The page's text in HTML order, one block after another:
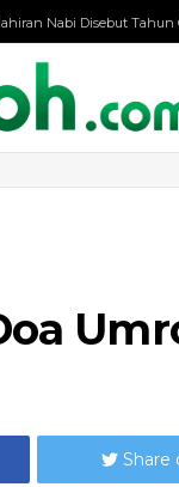
Nabi Disebut Tahun
Share